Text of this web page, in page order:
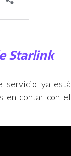
Starlink
servicio ya está
en contar con el